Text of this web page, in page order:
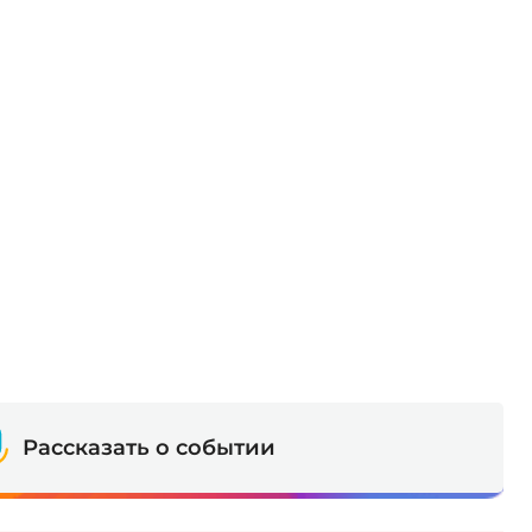
Рассказать о событии